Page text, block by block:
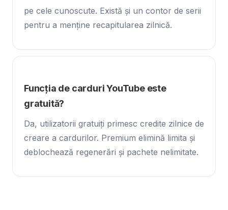
pe cele cunoscute. Există și un contor de serii
pentru a menține recapitularea zilnică.
Funcția de carduri YouTube este
gratuită?
Da, utilizatorii gratuiți primesc credite zilnice de
creare a cardurilor. Premium elimină limita și
deblochează regenerări și pachete nelimitate.